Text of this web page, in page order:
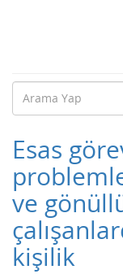
Esas
ve
kişilik